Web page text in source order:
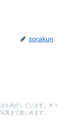
sorakun
を紹介しています。オス
真まで楽しめます。